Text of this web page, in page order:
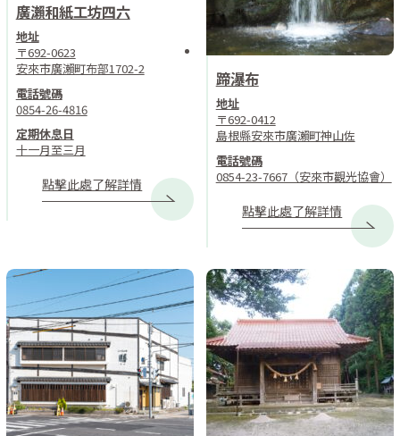
廣瀨和紙工坊四六
地址
〒692-0623
安來市廣瀨町布部1702-2
電話號碼
0854-26-4816
定期休息日
十一月至三月
點擊此處了解詳情
蹄瀑布
地址
〒692-0412
島根縣安來市廣瀨町神山佐
電話號碼
0854-23-7667（安來市觀光協會）
點擊此處了解詳情